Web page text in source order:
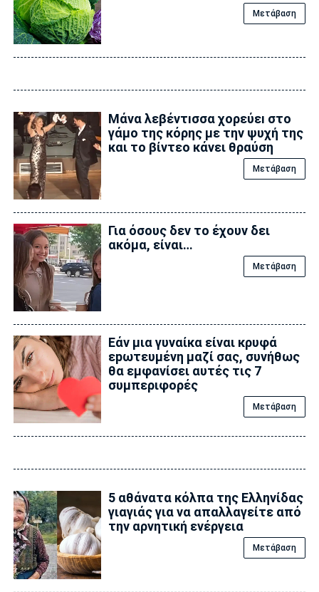
Μετάβαση
Μάνα λεβέντıσσα χορεύεı στο
γάμο της κόρης με την ψυχή της
και το βίντεο κάνει θραύση
Μετάβαση
Για όσους δεν το έχουν δει
ακόμα, είναι…
Μετάβαση
Εάν μια γυναίκα είναι κρυφά
εpωτευμένη μαζί σας, συνήθως
θα εμφανίσει αυτές τις 7
συμπεριφορές
Μετάβαση
5 αθάνατα κόλπα της Ελληνίδας
γιαγιάς για να απαλλαγείτε από
την αρνητική ενέργεια
Μετάβαση